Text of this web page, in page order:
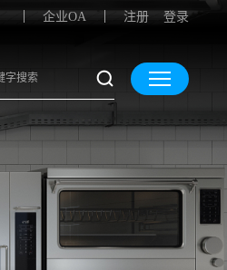
企业OA 注册 登录